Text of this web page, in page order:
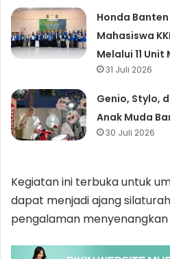
Honda
Mahasiswa
Melalui 11
31 Juli 2026
Genio, Stylo,
Anak Muda
30 Juli 2026
Kegiatan ini terbuka untuk
dapat menjadi ajang
pengalaman menyenangkan